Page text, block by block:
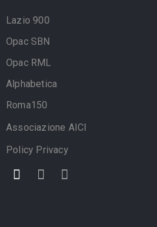
Lazio 900
Opac SBN
Opac RML
Alphabetica
Roma150
Associazione AICI
Policy Privacy